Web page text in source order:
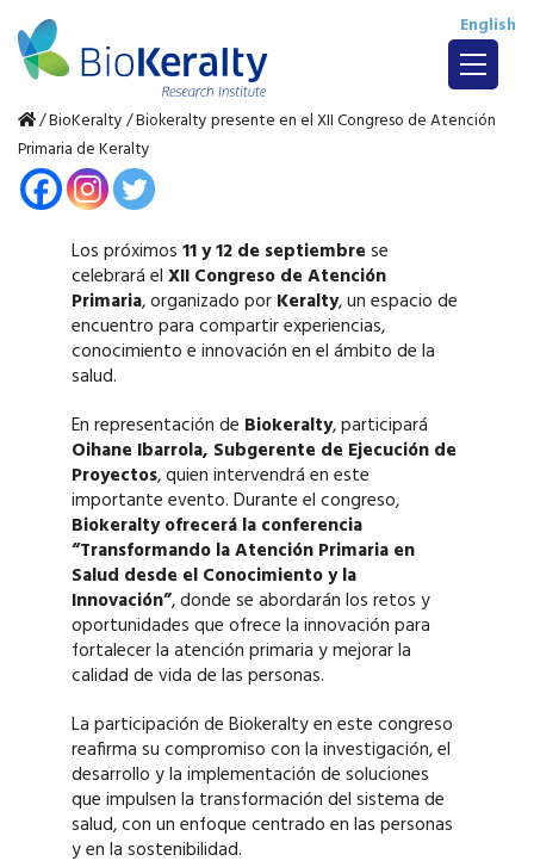
English
/BioKeralty/Biokeralty presente en el XII Congreso de Atención
Primaria de Keralty
Los próximos 11 y 12 de septiembre se
celebrará el XII Congreso de Atención
Primaria, organizado por Keralty, un espacio de
encuentro para compartir experiencias,
conocimiento e innovación en el ámbito de la
salud.
En representación de Biokeralty, participará
Oihane Ibarrola, Subgerente de Ejecución de
Proyectos, quien intervendrá en este
importante evento. Durante el congreso,
Biokeralty ofrecerá la conferencia
“Transformando la Atención Primaria en
Salud desde el Conocimiento y la
Innovación”, donde se abordarán los retos y
oportunidades que ofrece la innovación para
fortalecer la atención primaria y mejorar la
calidad de vida de las personas.
La participación de Biokeralty en este congreso
reafirma su compromiso con la investigación, el
desarrollo y la implementación de soluciones
que impulsen la transformación del sistema de
salud, con un enfoque centrado en las personas
y en la sostenibilidad.